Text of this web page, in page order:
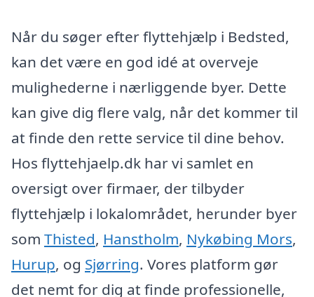
Når du søger efter flyttehjælp i Bedsted,
kan det være en god idé at overveje
mulighederne i nærliggende byer. Dette
kan give dig flere valg, når det kommer til
at finde den rette service til dine behov.
Hos flyttehjaelp.dk har vi samlet en
oversigt over firmaer, der tilbyder
flyttehjælp i lokalområdet, herunder byer
som Thisted, Hanstholm, Nykøbing Mors,
Hurup, og Sjørring. Vores platform gør
det nemt for dig at finde professionelle,